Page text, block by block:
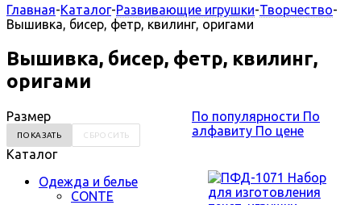
Главная-Каталог-Развивающие игрушки-Творчество-
Вышивка, бисер, фетр, квилинг, оригами
Вышивка, бисер, фетр, квилинг,
оригами
Размер
Каталог
Одежда и белье
CONTE
По популярности По
алфавиту По цене